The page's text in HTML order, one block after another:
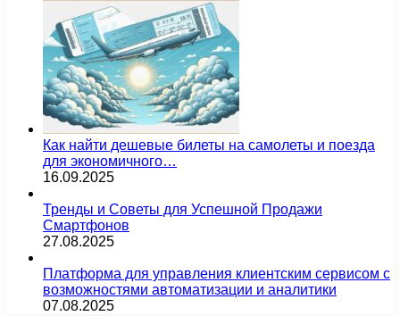
Как найти дешевые билеты на самолеты и поезда
для экономичного…
16.09.2025
Тренды и Советы для Успешной Продажи
Смартфонов
27.08.2025
Платформа для управления клиентским сервисом с
возможностями автоматизации и аналитики
07.08.2025